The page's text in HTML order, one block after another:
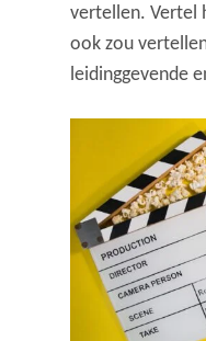
vertellen. Vertel
ook zou
leidinggevende